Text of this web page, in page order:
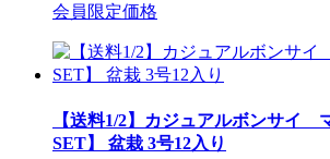
会員限定価格
【送料1/2】カジュアルボンサイ
SET】 盆栽 3号12入り